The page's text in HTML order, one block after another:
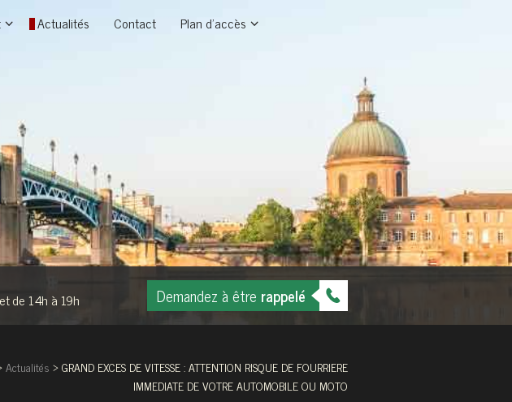
Actualités Contact Plan d'accès
de 14h à 19h Demandez à être rappelé
Actualités > GRAND EXCES DE VITESSE : ATTENTION RISQUE DE FOURRIERE
IMMEDIATE DE VOTRE AUTOMOBILE OU MOTO